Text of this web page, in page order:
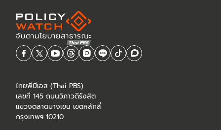
ไทยพีบีเอส (Thai PBS)
เลขที่ 145 ถนนวิภาวดีรังสิต
แขวงตลาดบางเขน เขตหลักสี่
กรุงเทพฯ 10210